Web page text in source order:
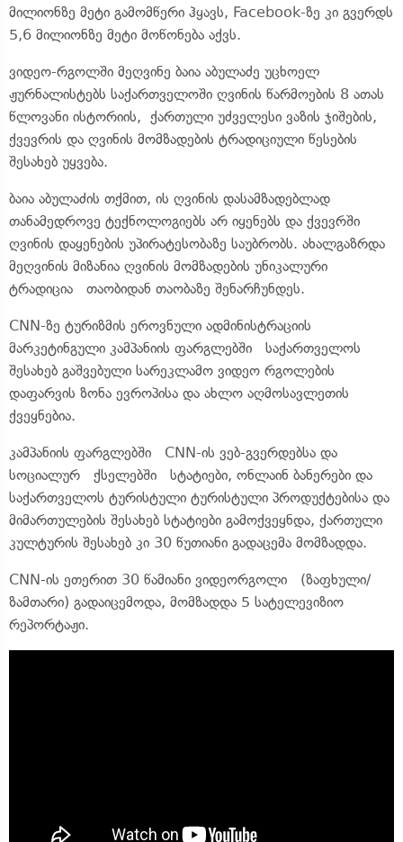
მილიონზე მეტი გამომწერი ჰყავს, Facebook-ზე კი გვერდს
5,6 მილიონზე მეტი მოწონება აქვს.
ვიდეო-რგოლში მეღვინე ბაია აბულაძე უცხოელ
ჟურნალისტებს საქართველოში ღვინის წარმოების 8 ათას
წლოვანი ისტორიის, ქართული უძველესი ვაზის ჯიშების,
ქვევრის და ღვინის მომზადების ტრადიციული წესების
შესახებ უყვება.
ბაია აბულაძის თქმით, ის ღვინის დასამზადებლად
თანამედროვე ტექნოლოგიებს არ იყენებს და ქვევრში
ღვინის დაყენების უპირატესობაზე საუბრობს. ახალგაზრდა
მეღვინის მიზანია ღვინის მომზადების უნიკალური
ტრადიცია თაობიდან თაობაზე შენარჩუნდეს.
CNN-ზე ტურიზმის ეროვნული ადმინისტრაციის
მარკეტინგული კამპანიის ფარგლებში საქართველოს
შესახებ გაშვებული სარეკლამო ვიდეო რგოლების
დაფარვის ზონა ევროპისა და ახლო აღმოსავლეთის
ქვეყნებია.
კამპანიის ფარგლებში CNN-ის ვებ-გვერდებსა და
სოციალურ ქსელებში სტატიები, ონლაინ ბანერები და
საქართველოს ტურისტული ტურისტული პროდუქტებისა და
მიმართულების შესახებ სტატიები გამოქვეყნდა, ქართული
კულტურის შესახებ კი 30 წუთიანი გადაცემა მომზადდა.
CNN-ის ეთერით 30 წამიანი ვიდეორგოლი (ზაფხული/
ზამთარი) გადაიცემოდა, მომზადდა 5 სატელევიზიო
რეპორტაჟი.